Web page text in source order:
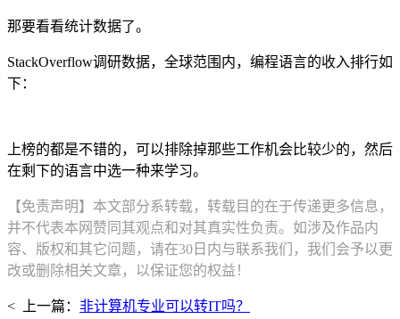
那要看看统计数据了。
StackOverflow调研数据，全球范围内，编程语言的收入排行如
下：
上榜的都是不错的，可以排除掉那些工作机会比较少的，然后
在剩下的语言中选一种来学习。
【免责声明】本文部分系转载，转载目的在于传递更多信息，
并不代表本网赞同其观点和对其真实性负责。如涉及作品内
容、版权和其它问题，请在30日内与联系我们，我们会予以更
改或删除相关文章，以保证您的权益！
< 上一篇： 非计算机专业可以转IT吗？